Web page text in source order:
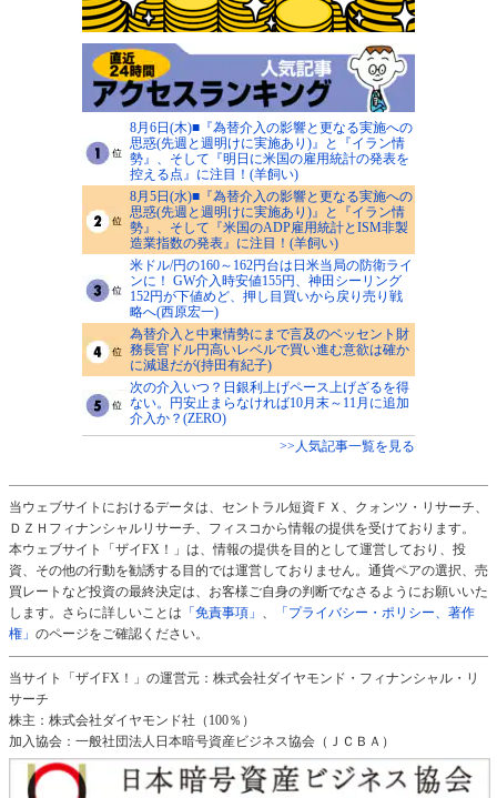
8月6日(木)■『為替介入の影響と更なる実施への
思惑(先週と週明けに実施あり)』と『イラン情
勢』、そして『明日に米国の雇用統計の発表を
控える点』に注目！(羊飼い)
8月5日(水)■『為替介入の影響と更なる実施への
思惑(先週と週明けに実施あり)』と『イラン情
勢』、そして『米国のADP雇用統計とISM非製
造業指数の発表』に注目！(羊飼い)
米ドル/円の160～162円台は日米当局の防衛ライ
ンに！ GW介入時安値155円、神田シーリング
152円が下値めど、押し目買いから戻り売り戦
略へ(西原宏一)
為替介入と中東情勢にまで言及のベッセント財
務長官ドル円高いレベルで買い進む意欲は確か
に減退だが(持田有紀子)
次の介入いつ？日銀利上げペース上げざるを得
ない。円安止まらなければ10月末～11月に追加
介入か？(ZERO)
>>人気記事一覧を見る
当ウェブサイトにおけるデータは、セントラル短資ＦＸ、クォンツ・リサーチ、
ＤＺＨフィナンシャルリサーチ、フィスコから情報の提供を受けております。
本ウェブサイト「ザイFX！」は、情報の提供を目的として運営しており、投
資、その他の行動を勧誘する目的では運営しておりません。通貨ペアの選択、売
買レートなど投資の最終決定は、お客様ご自身の判断でなさるようにお願いいた
します。さらに詳しいことは 「免責事項」
「プライバシー・ポリシー、著作
権」 のページをご確認ください。
当サイト「ザイFX！」の運営元：株式会社ダイヤモンド・フィナンシャル・リ
サーチ
株主：株式会社ダイヤモンド社（100％）
加入協会：一般社団法人日本暗号資産ビジネス協会（ＪＣＢＡ）